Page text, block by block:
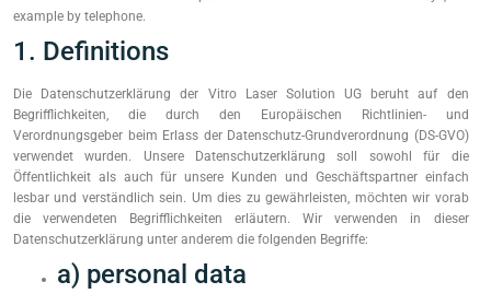
example by telephone.
1. Definitions
Die Datenschutzerklärung der Vitro Laser Solution UG beruht auf den
Begrifflichkeiten, die durch den Europäischen Richtlinien- und
Verordnungsgeber beim Erlass der Datenschutz-Grundverordnung (DS-GVO)
verwendet wurden. Unsere Datenschutzerklärung soll sowohl für die
Öffentlichkeit als auch für unsere Kunden und Geschäftspartner einfach
lesbar und verständlich sein. Um dies zu gewährleisten, möchten wir vorab
die verwendeten Begrifflichkeiten erläutern. Wir verwenden in dieser
Datenschutzerklärung unter anderem die folgenden Begriffe:
a) personal data